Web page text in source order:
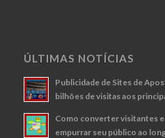
ÚLTIMAS NOTÍCIAS
Publicidade de Sites de
bilhões de visitas aos
Como converter visitantes
empurrar seu público ao